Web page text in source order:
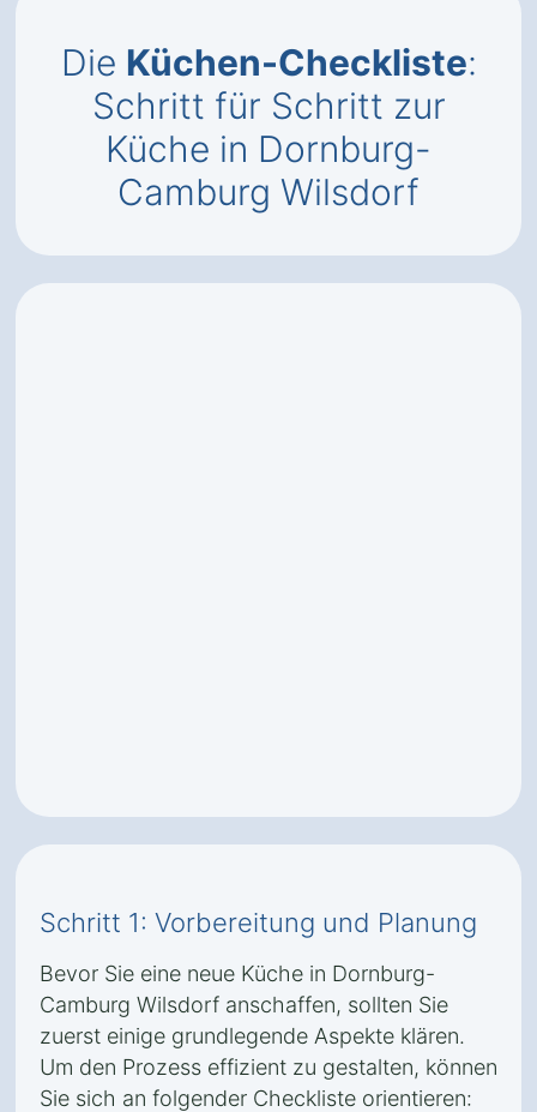
Die Küchen-Checkliste:
Schritt für Schritt zur
Küche in Dornburg-
Camburg Wilsdorf
Schritt 1: Vorbereitung und Planung
Bevor Sie eine neue Küche in Dornburg-
Camburg Wilsdorf anschaffen, sollten Sie
zuerst einige grundlegende Aspekte klären.
Um den Prozess effizient zu gestalten, können
Sie sich an folgender Checkliste orientieren: